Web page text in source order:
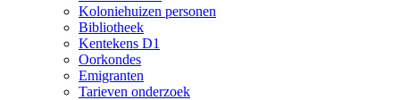
Koloniehuizen personen
Bibliotheek
Kentekens D1
Oorkondes
Emigranten
Tarieven onderzoek